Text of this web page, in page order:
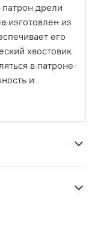
патрон дрели
изготовлен из
его
хвостовик
в патроне
и